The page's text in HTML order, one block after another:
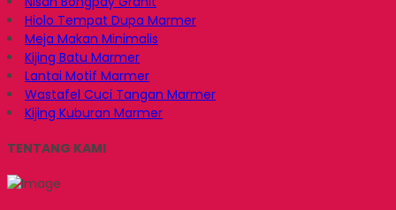
Hiolo Tempat Dupa Marmer
Meja Makan Minimalis
Kijing Batu Marmer
Lantai Motif Marmer
Wastafel Cuci Tangan Marmer
Kijing Kuburan Marmer
TENTANG KAMI